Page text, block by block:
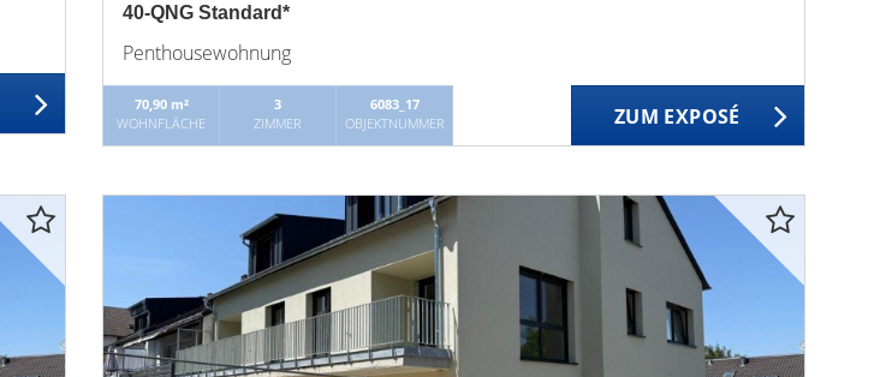
40-QNG Standard*
Penthousewohnung
70,90 m²
WOHNFLÄCHE
3
ZIMMER
6083_17
OBJEKTNUMMER
ZUM EXPOSÉ